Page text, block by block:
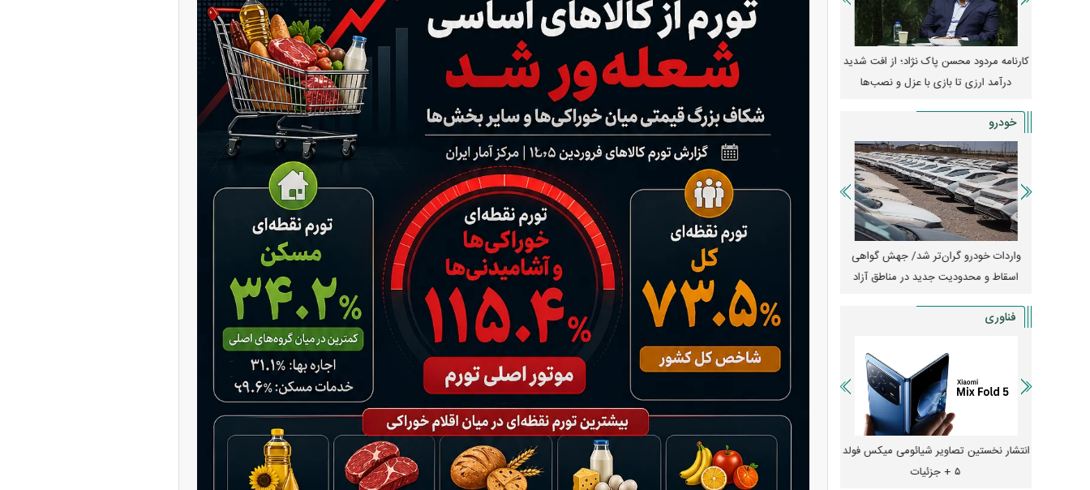
کارنامه مردود محسن پاک‌ نژاد؛ از افت شدید
درآمد ارزی تا بازی با عزل و نصب‌ها
پیش‌بینی بورس امروز دوشنبه ۱۲ مرداد ماه
۱۴۰۵
پیمان مولوی کیست؟/ از حمله به
سیاست‌های دولت چهاردهم تا طرفداری
مشروط از توافق با آمریکا
کارنامه مردود محسن پاک‌ نژاد؛ از افت شدید
درآمد ارزی تا بازی با عزل و نصب‌ها
خودرو
واردات خودرو گران‌تر شد/ جهش گواهی
اسقاط و محدودیت جدید در مناطق آزاد
امتیاز واردات خودرو ۳ میلیارد تومان! / رانت
جدید در بازار خودرو چیست؟
جزئیات
واردات خودرو گران‌تر شد/ جهش گواهی
اسقاط و محدودیت جدید در مناطق آزاد
فناوری
انتشار نخستین تصاویر شیائومی میکس فولد
۵ + جزئیات
چگونه جنگ معاملات «هوش مصنوعی»
ترامپ در خلیج فارس را نابود کرد؟
اپل افزایش قیمت داد؛ خرید iPhone ۱۸ Pro
رویا شد؟
انتشار نخستین تصاویر شیائومی میکس فولد
۵ + جزئیات